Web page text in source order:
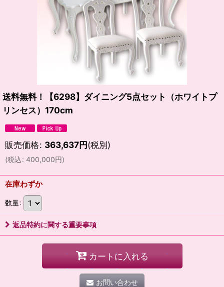
送料無料！【6298】ダイニング5点セット（ホワイトプ
リンセス）170cm
販売価格: 363,637円(税別)
(税込: 400,000円)
在庫わずか
数量:
返品特約に関する重要事項
カートに入れる
お問い合わせ